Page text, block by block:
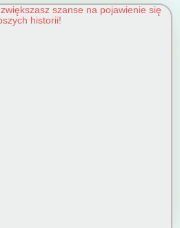
szanse na pojawienie się
historii!